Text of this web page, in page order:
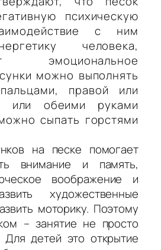
психическую
с ним
человека,
эмоциональное
можно выполнять
правой или
или обеими руками
сыпать горстями
на песке помогает
внимание и память,
воображение и
художественные
моторику. Поэтому
– занятие не просто
Для детей это открытие